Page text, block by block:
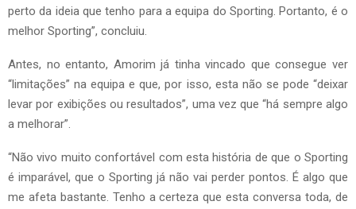
perto da ideia que tenho para a equipa do Sporting. Portanto, é o
melhor Sporting”, concluiu.
Antes, no entanto, Amorim já tinha vincado que consegue ver
“limitações” na equipa e que, por isso, esta não se pode “deixar
levar por exibições ou resultados”, uma vez que “há sempre algo
a melhorar”.
“Não vivo muito confortável com esta história de que o Sporting
é imparável, que o Sporting já não vai perder pontos. É algo que
me afeta bastante. Tenho a certeza que esta conversa toda, de